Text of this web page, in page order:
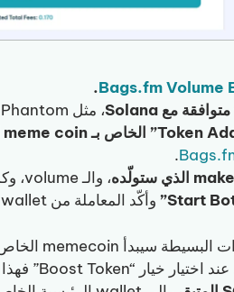
Bags.fm Volume
.
، مثل Phantom أو Solflare.
.
، والـ volume، وكمية SOL التي ستستثمرها، ومدة التشغيل.
وأكّد المعاملة من wallet الخاصة بك.